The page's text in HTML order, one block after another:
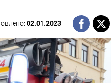
02.01.2023